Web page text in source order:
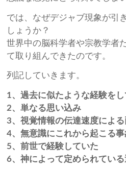
では、なぜデジャブ現象が引
しょうか？
世界中の脳科学者や宗教学者
て取り組んできたのです。
列記していきます。
1、過去に似たような経験をし
2、単なる思い込み
3、視覚情報の伝達速度によ
4、無意識にこれから起こる
5、前世で経験していた
6、神によって定められてい